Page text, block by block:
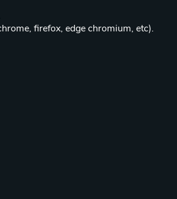
firefox, edge chromium, etc).